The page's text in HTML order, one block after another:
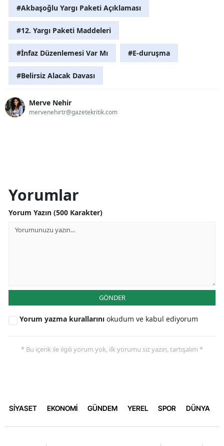
#Akbaşoğlu Yargı Paketi Açıklaması
#12. Yargı Paketi Maddeleri
#İnfaz Düzenlemesi Var Mı #E-duruşma
#Belirsiz Alacak Davası
Merve Nehir
mervenehirtr@gazetekritik.com
Yorumlar
Yorum Yazın (500 Karakter)
GÖNDER
Yorum yazma kurallarını okudum ve kabul ediyorum
* Bu içerik ile ilgili yorum yok, ilk yorumu siz yazın, tartışalım *
SİYASET EKONOMİ GÜNDEM YEREL SPOR DÜNYA